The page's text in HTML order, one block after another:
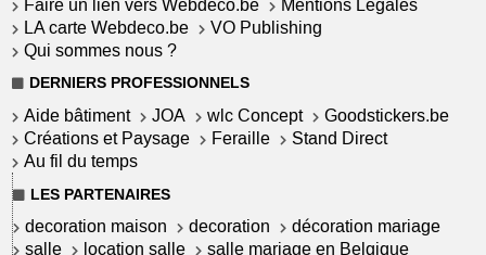
Faire un lien vers Webdeco.be
Mentions Légales
LA carte Webdeco.be
VO Publishing
Qui sommes nous ?
DERNIERS PROFESSIONNELS
Aide bâtiment JOA wlc Concept
Goodstickers.be
Créations et Paysage
Feraille
Stand Direct
Au fil du temps
LES PARTENAIRES
decoration maison decoration
décoration mariage
salle
location salle salle mariage en Belgique